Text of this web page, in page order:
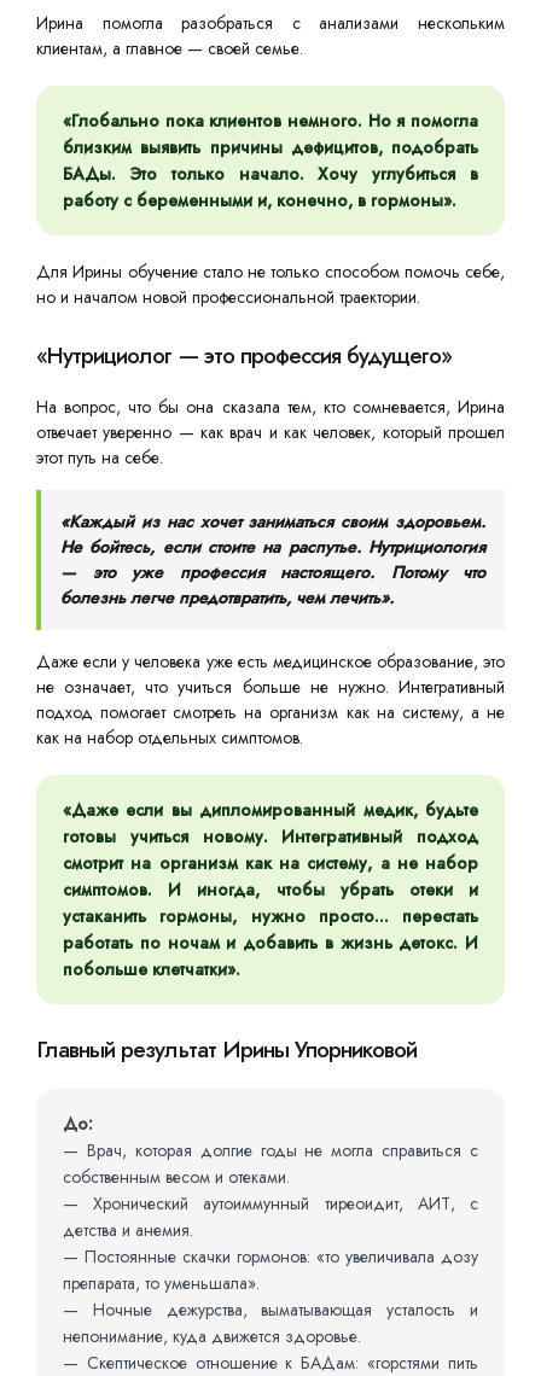
Ирина помогла разобраться с анализами нескольким
клиентам, а главное — своей семье.
«Глобально пока клиентов немного. Но я помогла
близким выявить причины дефицитов, подобрать
БАДы. Это только начало. Хочу углубиться в
работу с беременными и, конечно, в гормоны».
Для Ирины обучение стало не только способом помочь себе,
но и началом новой профессиональной траектории.
«Нутрициолог — это профессия будущего»
На вопрос, что бы она сказала тем, кто сомневается, Ирина
отвечает уверенно — как врач и как человек, который прошел
этот путь на себе.
«Каждый из нас хочет заниматься своим здоровьем.
Не бойтесь, если стоите на распутье. Нутрициология
— это уже профессия настоящего. Потому что
болезнь легче предотвратить, чем лечить».
Даже если у человека уже есть медицинское образование, это
не означает, что учиться больше не нужно. Интегративный
подход помогает смотреть на организм как на систему, а не
как на набор отдельных симптомов.
«Даже если вы дипломированный медик, будьте
готовы учиться новому. Интегративный подход
смотрит на организм как на систему, а не набор
симптомов. И иногда, чтобы убрать отеки и
устаканить гормоны, нужно просто... перестать
работать по ночам и добавить в жизнь детокс. И
побольше клетчатки».
Главный результат Ирины Упорниковой
До:
— Врач, которая долгие годы не могла справиться с
собственным весом и отеками.
— Хронический аутоиммунный тиреоидит, АИТ, с
детства и анемия.
— Постоянные скачки гормонов: «то увеличивала дозу
препарата, то уменьшала».
— Ночные дежурства, выматывающая усталость и
непонимание, куда движется здоровье.
— Скептическое отношение к БАДам: «горстями пить